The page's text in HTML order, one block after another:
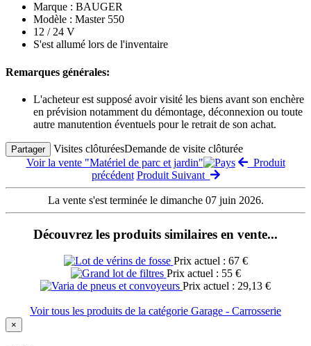
Marque : BAUGER
Modèle : Master 550
12 / 24 V
S'est allumé lors de l'inventaire
Remarques générales:
L'acheteur est supposé avoir visité les biens avant son enchère
en prévision notamment du démontage, déconnexion ou toute
autre manutention éventuels pour le retrait de son achat.
Partager Visites clôturéesDemande de visite clôturée
Voir la vente "Matériel de parc et jardin"
Produit
précédent Produit Suivant
La vente s'est terminée le dimanche 07 juin 2026.
Découvrez les produits similaires en vente...
Prix actuel : 67 €
Prix actuel : 55 €
Prix actuel : 29,13 €
Voir tous les produits de la catégorie Garage - Carrosserie
×